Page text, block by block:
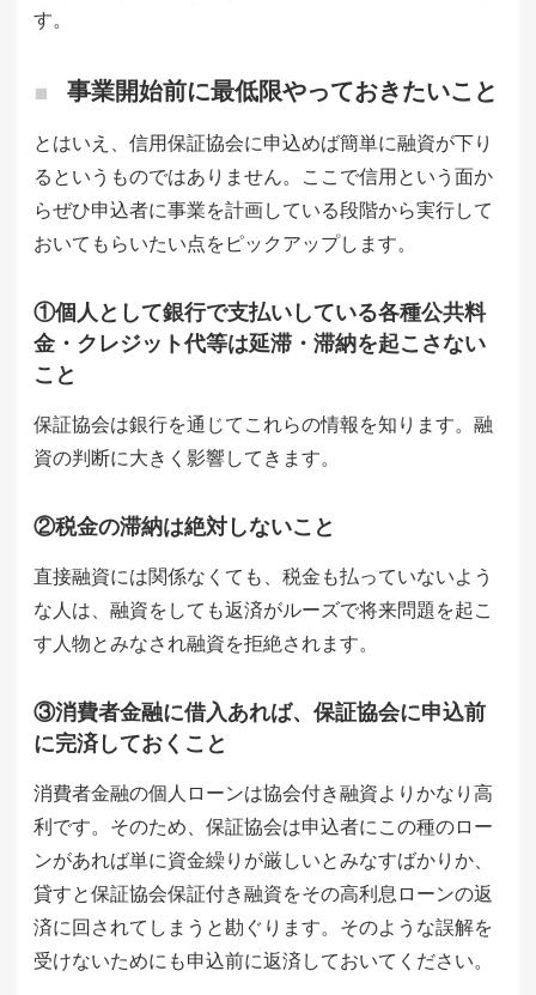
す。
事業開始前に最低限やっておきたいこと
とはいえ、信用保証協会に申込めば簡単に融資が下り
るというものではありません。ここで信用という面か
らぜひ申込者に事業を計画している段階から実行して
おいてもらいたい点をピックアップします。
①個人として銀行で支払いしている各種公共料
金・クレジット代等は延滞・滞納を起こさない
こと
保証協会は銀行を通じてこれらの情報を知ります。融
資の判断に大きく影響してきます。
②税金の滞納は絶対しないこと
直接融資には関係なくても、税金も払っていないよう
な人は、融資をしても返済がルーズで将来問題を起こ
す人物とみなされ融資を拒絶されます。
③消費者金融に借入あれば、保証協会に申込前
に完済しておくこと
消費者金融の個人ローンは協会付き融資よりかなり高
利です。そのため、保証協会は申込者にこの種のロー
ンがあれば単に資金繰りが厳しいとみなすばかりか、
貸すと保証協会保証付き融資をその高利息ローンの返
済に回されてしまうと勘ぐります。そのような誤解を
受けないためにも申込前に返済しておいてください。